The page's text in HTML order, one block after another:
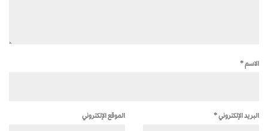
الاسم*
البريد الإلكتروني* الموقع الإلكتروني